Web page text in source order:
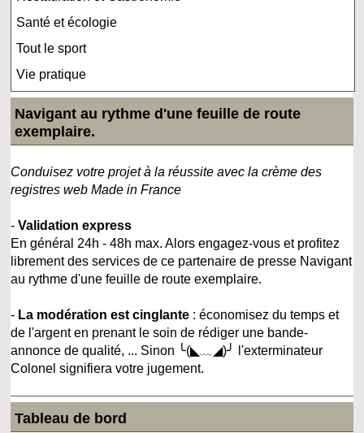
Santé et écologie
Tout le sport
Vie pratique
Navigant au rythme d'une feuille de route
exemplaire.
Conduisez votre projet à la réussite avec la crème des
registres web Made in France
-Validation express
En général 24h - 48h max. Alors engagez-vous et profitez
librement des services de ce partenaire de presse Navigant
au rythme d'une feuille de route exemplaire.
- La modération est cinglante : économisez du temps et
de l'argent en prenant le soin de rédiger une bande-
annonce de qualité, ... Sinon ╰(◣﹏◢)╯ l'exterminateur
Colonel signifiera votre jugement.
Tableau de bord